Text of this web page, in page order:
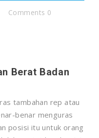
Comments 0
Berat Badan
tambahan rep atau
benar menguras
posisi itu untuk orang